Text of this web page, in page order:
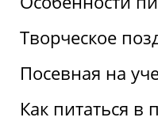
Творческое
Посевная на
Как питаться